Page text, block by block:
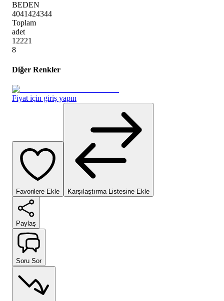
BEDEN
4041424344
Toplam
adet
12221
8
Diğer Renkler
Fiyat için giriş yapın
Favorilere Ekle Karşılaştırma Listesine Ekle
Paylaş
Soru Sor